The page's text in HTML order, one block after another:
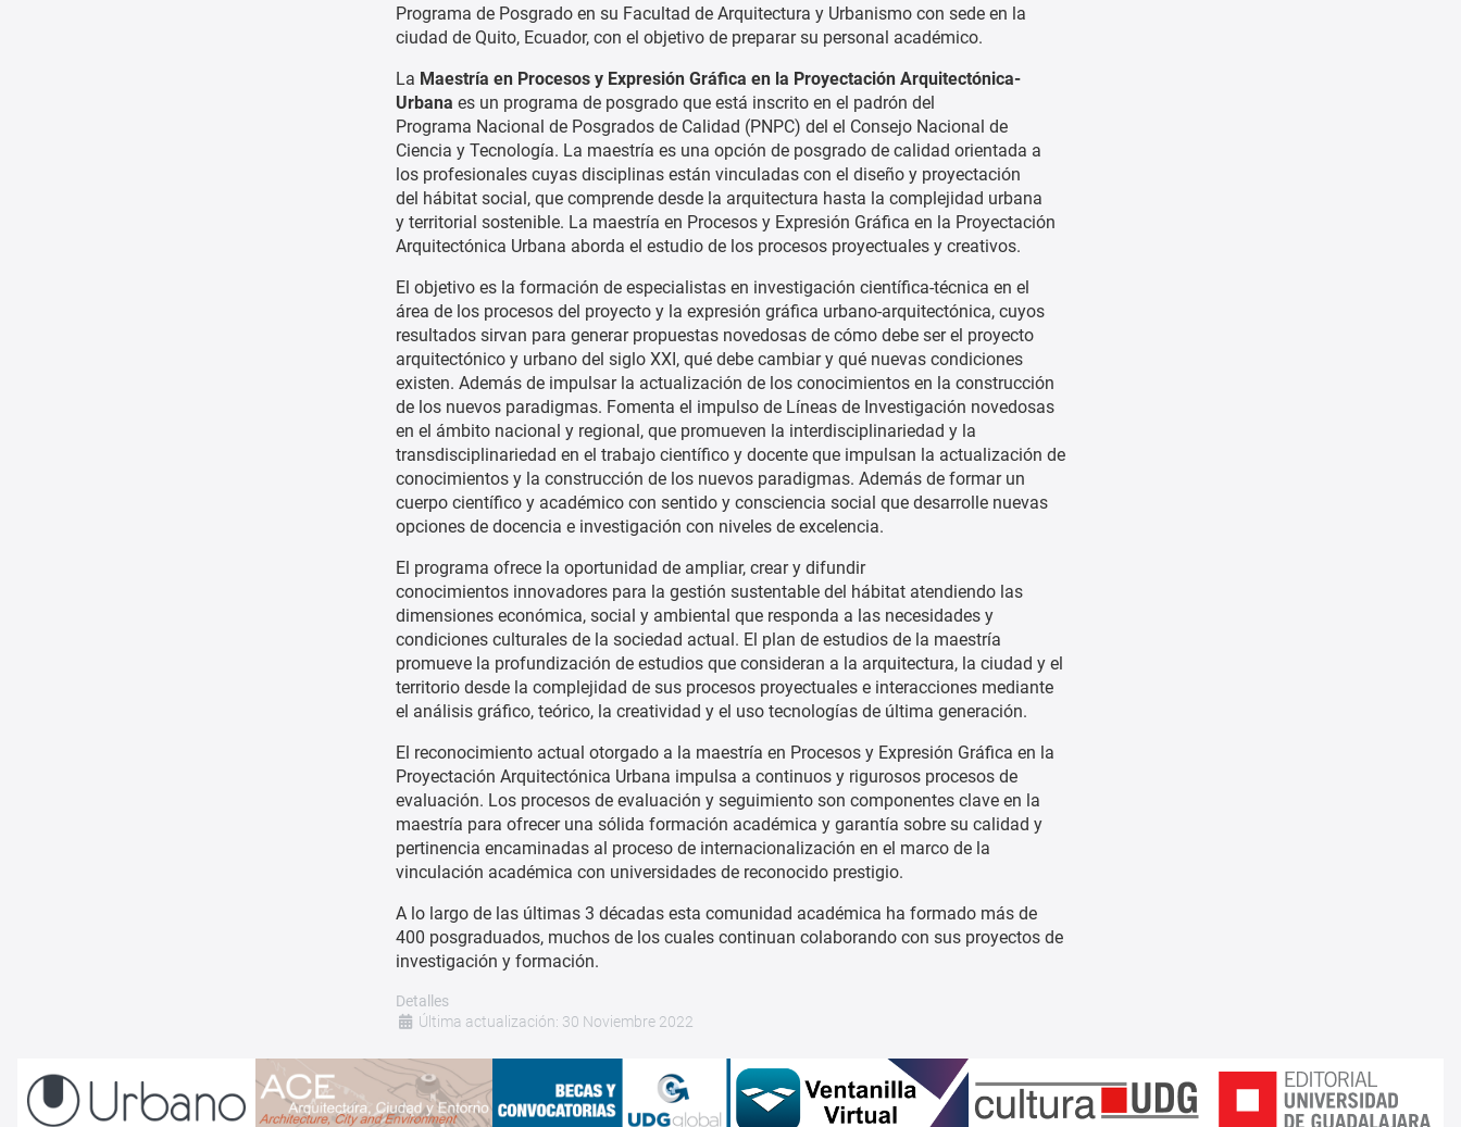
Programa de Posgrado en su Facultad de Arquitectura y Urbanismo con sede en la
ciudad de Quito, Ecuador, con el objetivo de preparar su personal académico.
La Maestría en Procesos y Expresión Gráfica en la Proyectación Arquitectónica-
Urbana es un programa de posgrado que está inscrito en el padrón del
Programa Nacional de Posgrados de Calidad (PNPC) del el Consejo Nacional de
Ciencia y Tecnología. La maestría es una opción de posgrado de calidad orientada a
los profesionales cuyas disciplinas están vinculadas con el diseño y proyectación
del hábitat social, que comprende desde la arquitectura hasta la complejidad urbana
y territorial sostenible. La maestría en Procesos y Expresión Gráfica en la Proyectación
Arquitectónica Urbana aborda el estudio de los procesos proyectuales y creativos.
El objetivo es la formación de especialistas en investigación científica-técnica en el
área de los procesos del proyecto y la expresión gráfica urbano-arquitectónica, cuyos
resultados sirvan para generar propuestas novedosas de cómo debe ser el proyecto
arquitectónico y urbano del siglo XXI, qué debe cambiar y qué nuevas condiciones
existen. Además de impulsar la actualización de los conocimientos en la construcción
de los nuevos paradigmas. Fomenta el impulso de Líneas de Investigación novedosas
en el ámbito nacional y regional, que promueven la interdisciplinariedad y la
transdisciplinariedad en el trabajo científico y docente que impulsan la actualización de
conocimientos y la construcción de los nuevos paradigmas. Además de formar un
cuerpo científico y académico con sentido y consciencia social que desarrolle nuevas
opciones de docencia e investigación con niveles de excelencia.
El programa ofrece la oportunidad de ampliar, crear y difundir
conocimientos innovadores para la gestión sustentable del hábitat atendiendo las
dimensiones económica, social y ambiental que responda a las necesidades y
condiciones culturales de la sociedad actual. El plan de estudios de la maestría
promueve la profundización de estudios que consideran a la arquitectura, la ciudad y el
territorio desde la complejidad de sus procesos proyectuales e interacciones mediante
el análisis gráfico, teórico, la creatividad y el uso tecnologías de última generación.
El reconocimiento actual otorgado a la maestría en Procesos y Expresión Gráfica en la
Proyectación Arquitectónica Urbana impulsa a continuos y rigurosos procesos de
evaluación. Los procesos de evaluación y seguimiento son componentes clave en la
maestría para ofrecer una sólida formación académica y garantía sobre su calidad y
pertinencia encaminadas al proceso de internacionalización en el marco de la
vinculación académica con universidades de reconocido prestigio.
A lo largo de las últimas 3 décadas esta comunidad académica ha formado más de
400 posgraduados, muchos de los cuales continuan colaborando con sus proyectos de
investigación y formación.
Detalles
Última actualización: 30 Noviembre 2022